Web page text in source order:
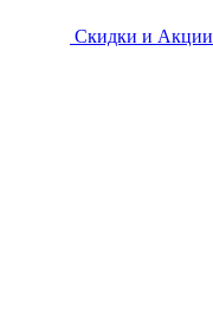
Скидки и Акции